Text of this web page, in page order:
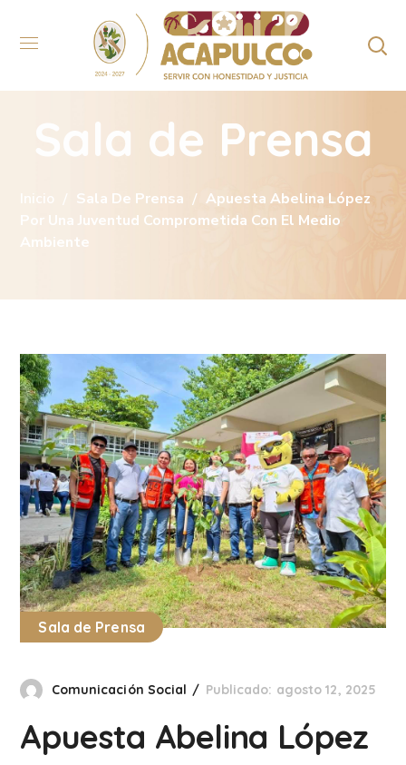
Sala de Prensa
Inicio Sala De Prensa
Apuesta Abelina López
Por Una Juventud Comprometida Con El Medio
Ambiente
Sala de Prensa
Comunicación Social Publicado: agosto 12, 2025
Apuesta Abelina López